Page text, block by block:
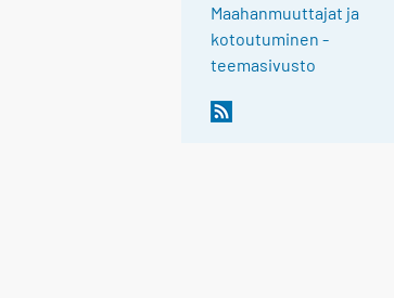
Maahanmuuttajat ja
kotoutuminen -
teemasivusto